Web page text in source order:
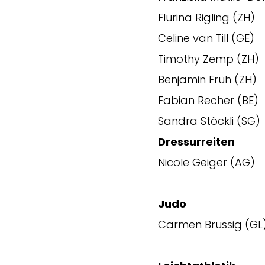
Flurina Rigling (ZH)
Celine van Till (GE)
Timothy Zemp (ZH)
Benjamin Früh (ZH)
Fabian Recher (BE)
Sandra Stöckli (SG)
Dressurreiten
Nicole Geiger (AG)
Judo
Carmen Brussig